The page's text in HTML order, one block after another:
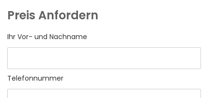
Preis Anfordern
Ihr Vor- und Nachname
Telefonnummer